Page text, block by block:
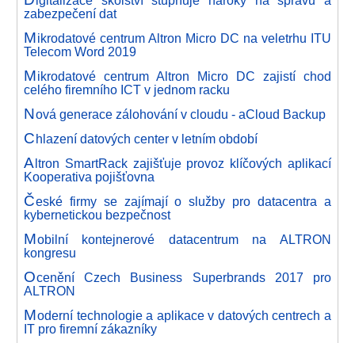
zabezpečení dat
Mikrodatové centrum Altron Micro DC na veletrhu ITU
Telecom Word 2019
Mikrodatové centrum Altron Micro DC zajistí chod
celého firemního ICT v jednom racku
Nová generace zálohování v cloudu - aCloud Backup
Chlazení datových center v letním období
Altron SmartRack zajišťuje provoz klíčových aplikací
Kooperativa pojišťovna
České firmy se zajímají o služby pro datacentra a
kybernetickou bezpečnost
Mobilní kontejnerové datacentrum na ALTRON
kongresu
Ocenění Czech Business Superbrands 2017 pro
ALTRON
Moderní technologie a aplikace v datových centrech a
IT pro firemní zákazníky